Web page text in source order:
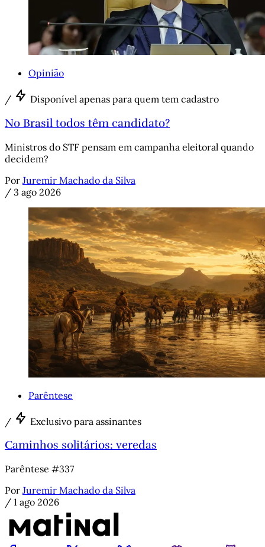
Opinião
/ Disponível apenas para quem tem cadastro
No Brasil todos têm candidato?
Ministros do STF pensam em campanha eleitoral quando
decidem?
Por Juremir Machado da Silva
/ 3 ago 2026
Parêntese
/ Exclusivo para assinantes
Caminhos solitários: veredas
Parêntese #337
Por Juremir Machado da Silva
/ 1 ago 2026